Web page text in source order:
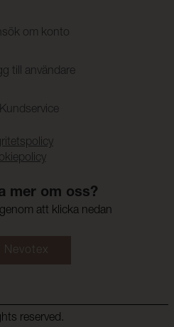
om konto
till användare
Kundservice
mer om oss?
att klicka nedan
Nevotex
reserved.